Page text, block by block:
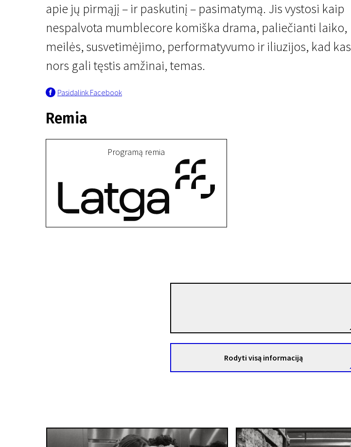
apie jų pirmąjį – ir paskutinį – pasimatymą. Jis vystosi kaip
nespalvota mumblecore komiška drama, paliečianti laiko,
meilės, susvetimėjimo, performatyvumo ir iliuzijos, kad kas
nors gali tęstis amžinai, temas.
Pasidalink Facebook
Remia
Programą remia
Rodyti visą informaciją